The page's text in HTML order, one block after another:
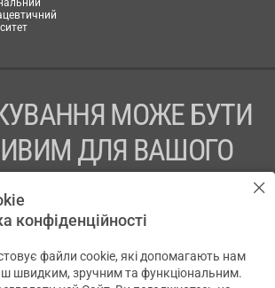
МОЖЕ БУТИ
ДЛЯ ВАШОГО
ПРЕПАРАТУ ПРОКОНСУЛЬТУЙТЕСЬ
конфіденційності
файли cookie, які допомагають нам
швидким, зручним та функціональним.
✕